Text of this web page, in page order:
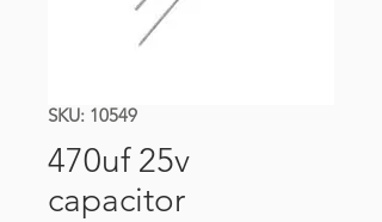
SKU: 10549
470uf 25v
capacitor